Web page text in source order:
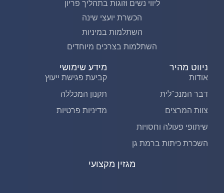
ליווי נשים וזוגות בתהליך פריון
הכשרת יועצי שינה
השתלמות במיניות
השתלמות בצרכים מיוחדים
ניווט מהיר
אודות
דבר המנכ"לית
צוות המרצים
שיתופי פעולה וחסויות
השכרת כיתות ברמת גן
מגזין מקצועי
מידע שימושי
קביעת פגישת ייעוץ
תקנון המכללה
מדיניות פרטיות